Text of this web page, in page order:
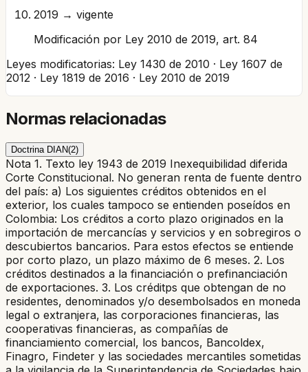
2019 → vigente
Modificación por Ley 2010 de 2019, art. 84
Leyes modificatorias: Ley 1430 de 2010 · Ley 1607 de
2012 · Ley 1819 de 2016 · Ley 2010 de 2019
Normas relacionadas
Doctrina DIAN(2)
Nota 1. Texto ley 1943 de 2019 Inexequibilidad diferida
Corte Constitucional. No generan renta de fuente dentro
del país: a) Los siguientes créditos obtenidos en el
exterior, los cuales tampoco se entienden poseídos en
Colombia: Los créditos a corto plazo originados en la
importación de mercancías y servicios y en sobregiros o
descubiertos bancarios. Para estos efectos se entiende
por corto plazo, un plazo máximo de 6 meses. 2. Los
créditos destinados a la financiación o prefinanciación
de exportaciones. 3. Los créditps que obtengan de no
residentes, denominados y/o desembolsados en moneda
legal o extranjera, las corporaciones financieras, las
cooperativas financieras, as compañías de
financiamiento comercial, los bancos, Bancoldex,
Finagro, Findeter y las sociedades mercantiles sometidas